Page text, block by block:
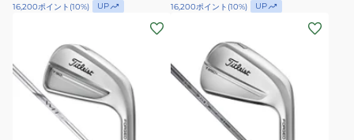
16,200ポイント (10%) UP
16,200ポイント (10%) UP